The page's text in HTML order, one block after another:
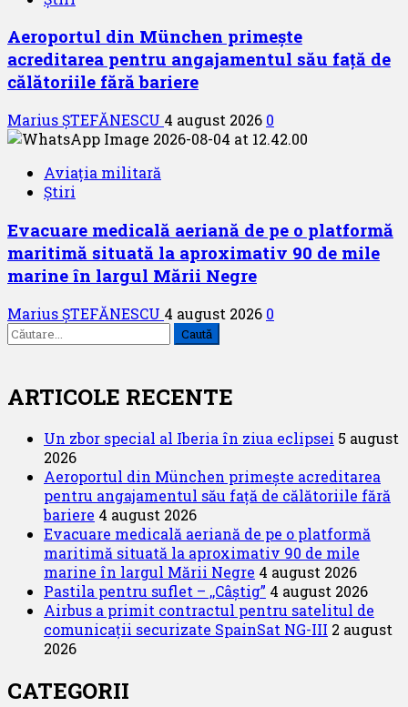
Aeroportul din München primește
acreditarea pentru angajamentul său față de
călătoriile fără bariere
Marius ȘTEFĂNESCU 4 august 2026 0
Aviația militară
Știri
Evacuare medicală aeriană de pe o platformă
maritimă situată la aproximativ 90 de mile
marine în largul Mării Negre
Marius ȘTEFĂNESCU 4 august 2026 0
Caută
după:
ARTICOLE RECENTE
Un zbor special al Iberia în ziua eclipsei 5 august
2026
Aeroportul din München primește acreditarea
pentru angajamentul său față de călătoriile fără
bariere 4 august 2026
Evacuare medicală aeriană de pe o platformă
maritimă situată la aproximativ 90 de mile
marine în largul Mării Negre 4 august 2026
Pastila pentru suflet – ,,Câștig” 4 august 2026
Airbus a primit contractul pentru satelitul de
comunicații securizate SpainSat NG-III 2 august
2026
CATEGORII